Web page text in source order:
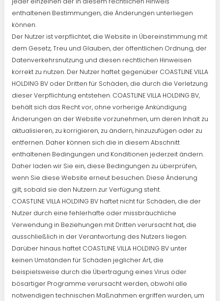
enthaltenen Bestimmungen, die Änderungen unterliegen
können.
Der Nutzer ist verpflichtet, die Website in Übereinstimmung mit
dem Gesetz, Treu und Glauben, der öffentlichen Ordnung, der
Datenverkehrsnutzung und diesen rechtlichen Hinweisen
korrekt zu nutzen. Der Nutzer haftet gegenüber COASTLINE VILLA
HOLDING BV oder Dritten für Schäden, die durch die Verletzung
dieser Verpflichtung entstehen. COASTLINE VILLA HOLDING BV,
behält sich das Recht vor, ohne vorherige Ankündigung
Änderungen an der Website vorzunehmen, um deren Inhalt zu
aktualisieren, zu korrigieren, zu ändern, hinzuzufügen oder zu
entfernen. Daher können sich die in diesem Abschnitt
enthaltenen Bedingungen und Konditionen jederzeit ändern.
Daher laden wir Sie ein, diese Bedingungen zu überprüfen,
wenn Sie diese Website erneut besuchen. Diese Änderung
gilt, sobald sie den Nutzern zur Verfügung steht.
COASTLINE VILLA HOLDING BV haftet nicht für Schäden, die der
Nutzer durch eine fehlerhafte oder missbräuchliche
Verwendung in Beziehungen mit Dritten verursacht hat, die
ausschließlich in der Verantwortung des Nutzers liegen.
Darüber hinaus haftet COASTLINE VILLA HOLDING BV unter
keinen Umständen für Schäden jeglicher Art, die
beispielsweise durch die Übertragung eines Virus oder
bösartiger Programme verursacht werden, obwohl alle
notwendigen technischen Maßnahmen ergriffen wurden, um